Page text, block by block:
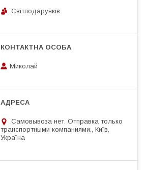
Світподарунків
Миколай
Самовывоза нет. Отправка только
транспортными компаниями., Київ,
Україна